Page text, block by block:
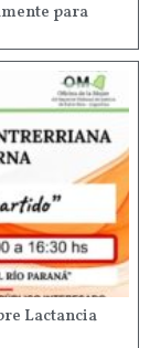
para
Lactancia